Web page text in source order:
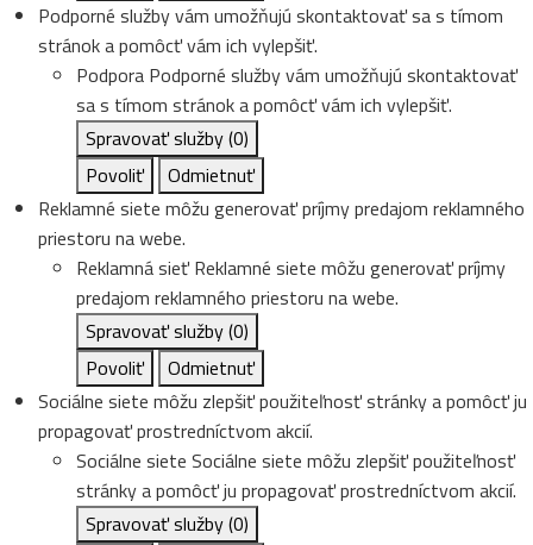
Podporné služby vám umožňujú skontaktovať sa s tímom
stránok a pomôcť vám ich vylepšiť.
Podpora Podporné služby vám umožňujú skontaktovať
sa s tímom stránok a pomôcť vám ich vylepšiť.
Spravovať služby(0)
Povoliť
Odmietnuť
Reklamné siete môžu generovať príjmy predajom reklamného
priestoru na webe.
Reklamná sieť Reklamné siete môžu generovať príjmy
predajom reklamného priestoru na webe.
Spravovať služby(0)
Povoliť
Odmietnuť
Sociálne siete môžu zlepšiť použiteľnosť stránky a pomôcť ju
propagovať prostredníctvom akcií.
Sociálne siete Sociálne siete môžu zlepšiť použiteľnosť
stránky a pomôcť ju propagovať prostredníctvom akcií.
Spravovať služby(0)